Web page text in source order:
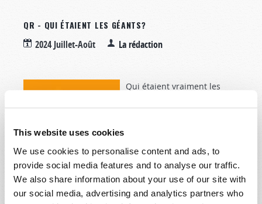
This website uses cookies
We use cookies to personalise content and ads, to
provide social media features and to analyse our traffic.
We also share information about your use of our site with
our social media, advertising and analytics partners who
QR - QUI ÉTAIENT LES GÉANTS?
2024 Juillet-Août La rédaction
Qui étaient vraiment les